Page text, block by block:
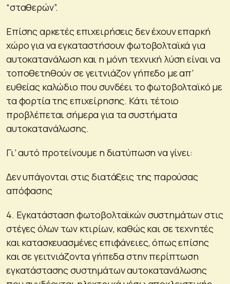
“σταθερών”.
Επίσης αρκετές επιχειρήσεις δεν έχουν επαρκή
χώρο για να εγκαταστήσουν φωτοβολταϊκά για
αυτοκατανάλωση και η μόνη τεχνική λύση είναι να
τοποθετηθούν σε γειτνιάζον γήπεδο με απ’
ευθείας καλώδιο που συνδέει το φωτοβολταϊκό με
τα φορτία της επιχείρησης. Κάτι τέτοιο
προβλέπεται σήμερα για τα συστήματα
αυτοκατανάλωσης.
Γι’ αυτό προτείνουμε η διατύπωση να γίνει:
Δεν υπάγονται στις διατάξεις της παρούσας
απόφασης
4. Εγκατάσταση φωτοβολταϊκών συστημάτων στις
στέγες όλων των κτιρίων, καθώς και σε τεχνητές
και κατασκευασμένες επιφάνειες, όπως επίσης
και σε γειτνιάζοντα γήπεδα στην περίπτωση
εγκατάστασης συστημάτων αυτοκατανάλωσης